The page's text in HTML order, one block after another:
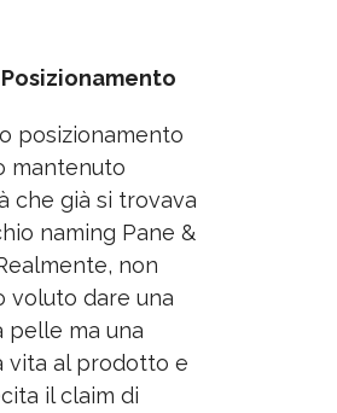
Posizionamento
posizionamento
mantenuto
che già si trovava
naming Pane &
non
voluto dare una
pelle ma una
vita al prodotto e
il claim di